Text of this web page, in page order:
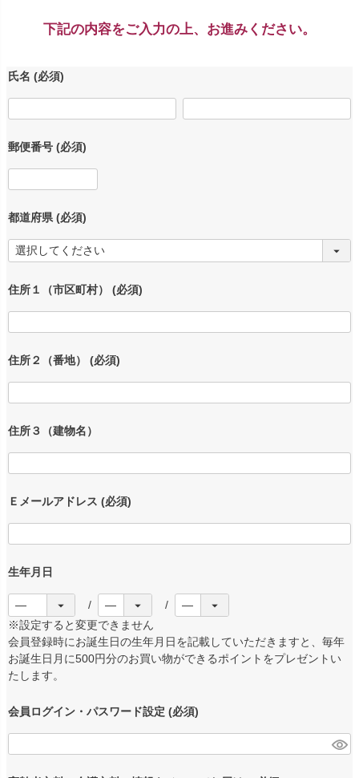
下記の内容をご入力の上、お進みください。
氏名 (必須)
郵便番号 (必須)
都道府県(必須)
住所１（市区町村） (必須)
住所２（番地） (必須)
住所３（建物名）
Ｅメールアドレス (必須)
生年月日
※設定すると変更できません
会員登録時にお誕生日の生年月日を記載していただきますと、毎年
お誕生日月に500円分のお買い物ができるポイントをプレゼントい
たします。
会員ログイン・パスワード設定 (必須)